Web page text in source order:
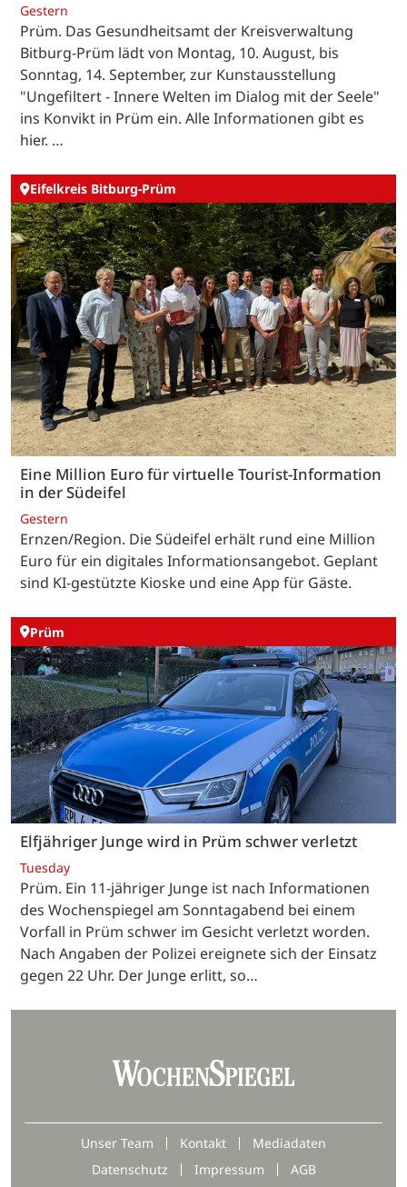
Gestern
Prüm. Das Gesundheitsamt der Kreisverwaltung
Bitburg-Prüm lädt von Montag, 10. August, bis
Sonntag, 14. September, zur Kunstausstellung
"Ungefiltert - Innere Welten im Dialog mit der Seele"
ins Konvikt in Prüm ein. Alle Informationen gibt es
hier. …
Eifelkreis Bitburg-Prüm
Eine Million Euro für virtuelle Tourist-Information
in der Südeifel
Gestern
Ernzen/Region. Die Südeifel erhält rund eine Million
Euro für ein digitales Informationsangebot. Geplant
sind KI-gestützte Kioske und eine App für Gäste.
Prüm
Elfjähriger Junge wird in Prüm schwer verletzt
Tuesday
Prüm. Ein 11-jähriger Junge ist nach Informationen
des Wochenspiegel am Sonntagabend bei einem
Vorfall in Prüm schwer im Gesicht verletzt worden.
Nach Angaben der Polizei ereignete sich der Einsatz
gegen 22 Uhr. Der Junge erlitt, so…
Unser Team Kontakt
Mediadaten
Datenschutz
Impressum AGB